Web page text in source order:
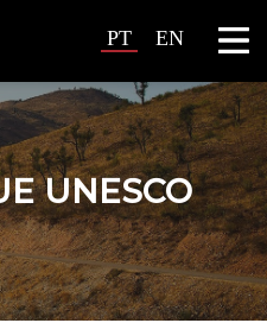
PT EN
UNESCO